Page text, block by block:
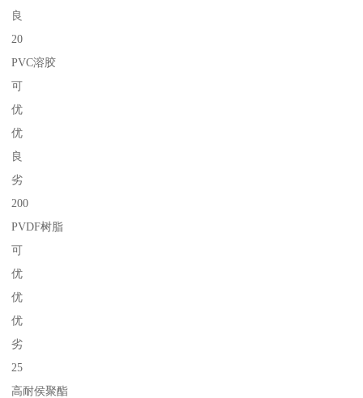
良
20
PVC溶胶
可
优
优
良
劣
200
PVDF树脂
可
优
优
优
劣
25
高耐侯聚酯